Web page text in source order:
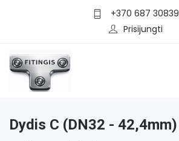
+370 687 30839
Prisijungti
Dydis C (DN32 - 42,4mm)